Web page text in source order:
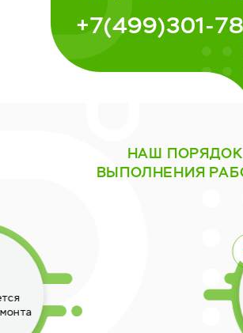
+7(499)301-
НАШ ПОРЯДОК
ВЫПОЛНЕНИЯ
Выполняется ремонт